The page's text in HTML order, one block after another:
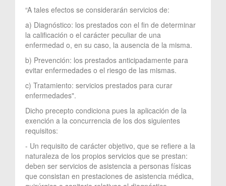
“A tales efectos se considerarán servicios de:
a) Diagnóstico: los prestados con el fin de determinar
la calificación o el carácter peculiar de una
enfermedad o, en su caso, la ausencia de la misma.
b) Prevención: los prestados anticipadamente para
evitar enfermedades o el riesgo de las mismas.
c) Tratamiento: servicios prestados para curar
enfermedades".
Dicho precepto condiciona pues la aplicación de la
exención a la concurrencia de los dos siguientes
requisitos:
- Un requisito de carácter objetivo, que se refiere a la
naturaleza de los propios servicios que se prestan:
deben ser servicios de asistencia a personas físicas
que consistan en prestaciones de asistencia médica,